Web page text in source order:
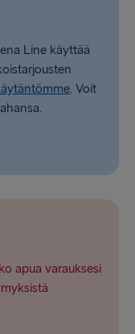
Line käyttää
. Voit
apua varauksesi